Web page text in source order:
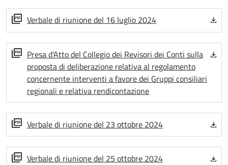
Verbale di riunione del 16 luglio 2024
Presa d'Atto del Collegio dei Revisori dei Conti sulla
proposta di deliberazione relativa al regolamento
concernente interventi a favore dei Gruppi consiliari
regionali e relativa rendicontazione
Verbale di riunione del 23 ottobre 2024
Verbale di riunione del 25 ottobre 2024